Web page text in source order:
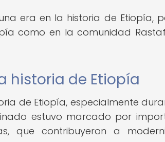
era en la historia de Etiopía,
como en la comunidad
historia de Etiopía
de Etiopía, especialmente
estuvo marcado por
que contribuyeron a